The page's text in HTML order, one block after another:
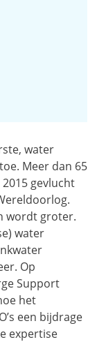
water
Meer dan 65
gevlucht
wordt groter.
water
Op
Support
het
een bijdrage
expertise